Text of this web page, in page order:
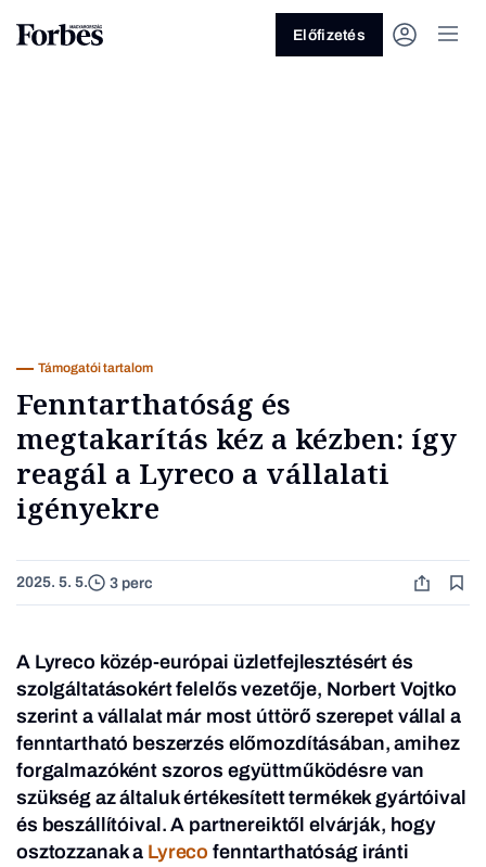
Üzlet
Előfizetés
Támogatói tartalom
Fenntarthatóság és
megtakarítás kéz a kézben: így
reagál a Lyreco a vállalati
igényekre
2025. 5. 5. 3 perc
A Lyreco közép-európai üzletfejlesztésért és
szolgáltatásokért felelős vezetője, Norbert Vojtko
szerint a vállalat már most úttörő szerepet vállal a
fenntartható beszerzés előmozdításában, amihez
forgalmazóként szoros együttműködésre van
szükség az általuk értékesített termékek gyártóival
és beszállítóival. A partnereiktől elvárják, hogy
osztozzanak a Lyreco fenntarthatóság iránti